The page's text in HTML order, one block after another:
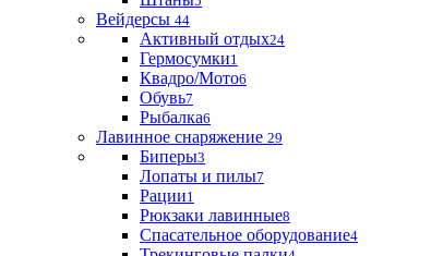
Вейдерсы 44
Активный отдых24
Гермосумки1
Квадро/Мото6
Обувь7
Рыбалка6
Лавинное снаряжение 29
Биперы3
Лопаты и пилы7
Рации1
Рюкзаки лавинные8
Спасательное оборудование4